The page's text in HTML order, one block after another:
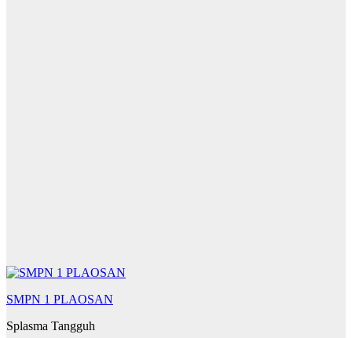
SMPN 1 PLAOSAN
Splasma Tangguh